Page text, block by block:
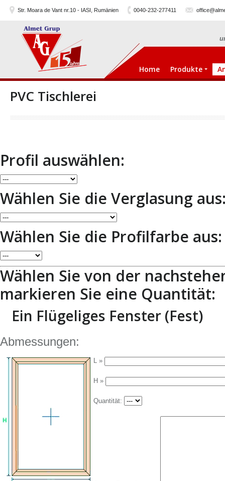
Str. Moara de Vant nr.10 - IASI, Rumänien 0040-232-277411
Home Produkte
PVC Tischlerei
Profil auswählen:
Wählen Sie die Verglasung
Wählen Sie die Profilfarbe aus:
Wählen Sie von der
markieren Sie eine Quantität:
Ein Flügeliges Fenster (Fest)
Abmessungen:
L »
H »
Quantität: